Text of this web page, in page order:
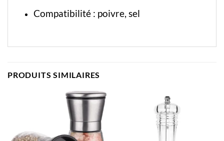
Compatibilité : poivre, sel
PRODUITS SIMILAIRES